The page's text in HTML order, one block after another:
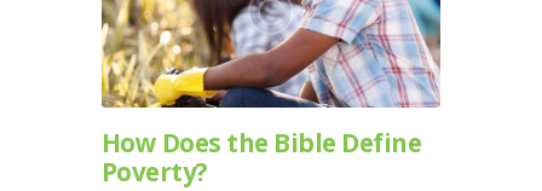
How Does the Bible Define
Poverty?